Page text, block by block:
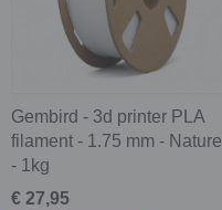
Gembird - 3d printer PLA
filament - 1.75 mm - Naturel
- 1kg
€ 27,95